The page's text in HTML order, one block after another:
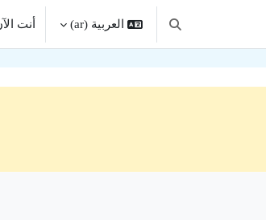
تبديل إدخال البحث
العربية ‎(ar)‎ أنت